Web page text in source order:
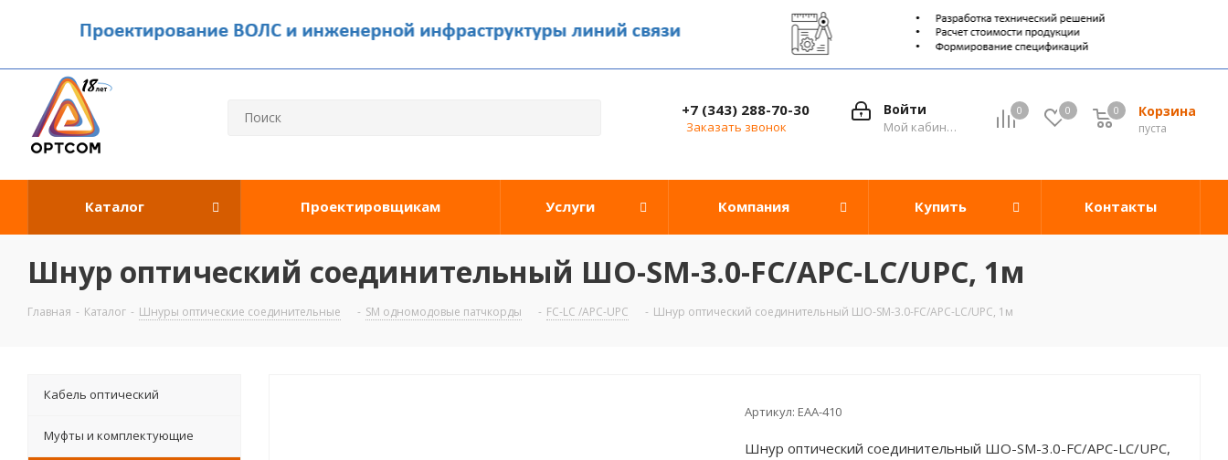
0 0 Корзина
0
пуста
0
Войти
Мой кабинет
+7 (343) 288-70-30
Заказать звонок
Каталог Проектировщикам Услуги Компания Купить Контакты
Шнур оптический соединительный ШО-SM-3.0-FC/APC-LC/UPC, 1м
Главная - Каталог - Шнуры оптические соединительные - SM одномодовые патчкорды - FC-LC /APC-UPC - Шнур оптический соединительный ШО-SM-3.0-FC/APC-LC/UPC, 1м
Артикул: EAA-410
Шнур оптический соединительный ШО-SM-3.0-FC/APC-LC/UPC,
Кабель оптический
Муфты и комплектующие